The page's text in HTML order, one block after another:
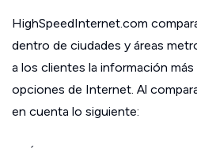
HighSpeedInternet.com
dentro de ciudades y áreas
a los clientes la información
opciones de Internet. Al
en cuenta lo siguiente: